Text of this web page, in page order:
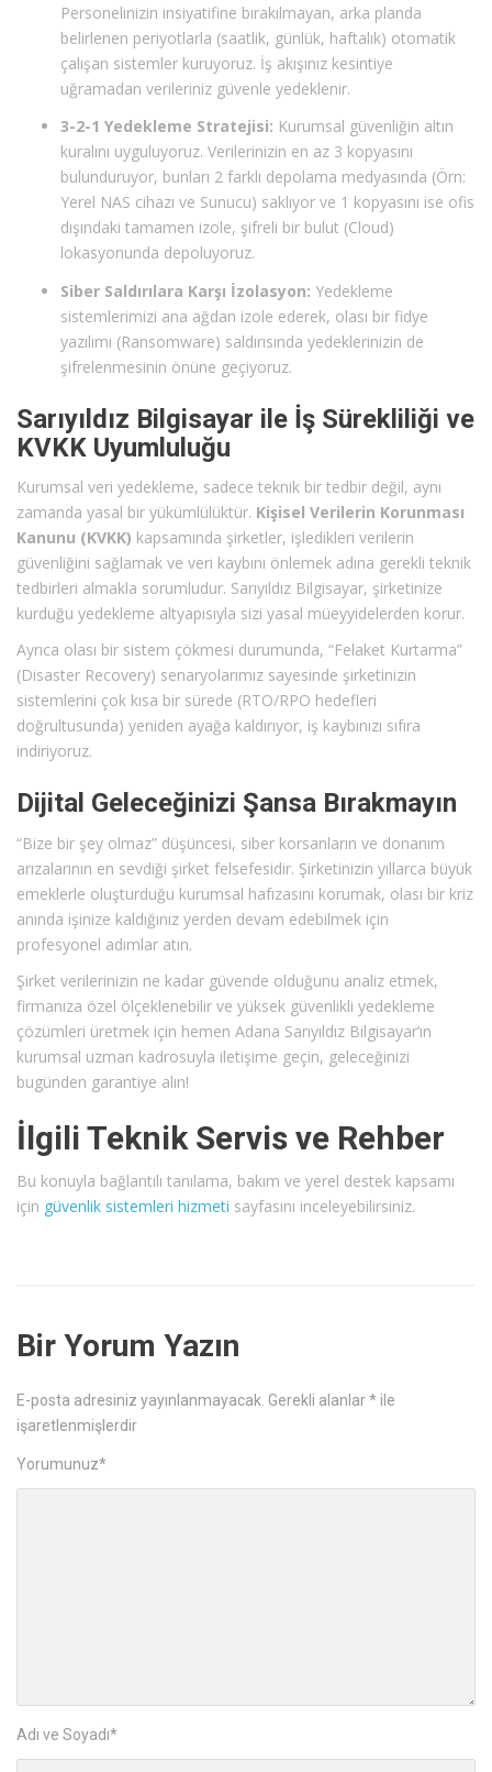
Personelinizin insiyatifine bırakılmayan, arka planda
belirlenen periyotlarla (saatlik, günlük, haftalık) otomatik
çalışan sistemler kuruyoruz. İş akışınız kesintiye
uğramadan verileriniz güvenle yedeklenir.
3-2-1 Yedekleme Stratejisi: Kurumsal güvenliğin altın
kuralını uyguluyoruz. Verilerinizin en az 3 kopyasını
bulunduruyor, bunları 2 farklı depolama medyasında (Örn:
Yerel NAS cihazı ve Sunucu) saklıyor ve 1 kopyasını ise ofis
dışındaki tamamen izole, şifreli bir bulut (Cloud)
lokasyonunda depoluyoruz.
Siber Saldırılara Karşı İzolasyon: Yedekleme
sistemlerimizi ana ağdan izole ederek, olası bir fidye
yazılımı (Ransomware) saldırısında yedeklerinizin de
şifrelenmesinin önüne geçiyoruz.
Sarıyıldız Bilgisayar ile İş Sürekliliği ve
KVKK Uyumluluğu
Kurumsal veri yedekleme, sadece teknik bir tedbir değil, aynı
zamanda yasal bir yükümlülüktür. Kişisel Verilerin Korunması
Kanunu (KVKK) kapsamında şirketler, işledikleri verilerin
güvenliğini sağlamak ve veri kaybını önlemek adına gerekli teknik
tedbirleri almakla sorumludur. Sarıyıldız Bilgisayar, şirketinize
kurduğu yedekleme altyapısıyla sizi yasal müeyyidelerden korur.
Ayrıca olası bir sistem çökmesi durumunda, “Felaket Kurtarma”
(Disaster Recovery) senaryolarımız sayesinde şirketinizin
sistemlerini çok kısa bir sürede (RTO/RPO hedefleri
doğrultusunda) yeniden ayağa kaldırıyor, iş kaybınızı sıfıra
indiriyoruz.
Dijital Geleceğinizi Şansa Bırakmayın
“Bize bir şey olmaz” düşüncesi, siber korsanların ve donanım
arızalarının en sevdiği şirket felsefesidir. Şirketinizin yıllarca büyük
emeklerle oluşturduğu kurumsal hafızasını korumak, olası bir kriz
anında işinize kaldığınız yerden devam edebilmek için
profesyonel adımlar atın.
Şirket verilerinizin ne kadar güvende olduğunu analiz etmek,
firmanıza özel ölçeklenebilir ve yüksek güvenlikli yedekleme
çözümleri üretmek için hemen Adana Sarıyıldız Bilgisayar’ın
kurumsal uzman kadrosuyla iletişime geçin, geleceğinizi
bugünden garantiye alın!
İlgili Teknik Servis ve Rehber
Bu konuyla bağlantılı tanılama, bakım ve yerel destek kapsamı
için güvenlik sistemleri hizmeti sayfasını inceleyebilirsiniz.
Bir Yorum Yazın
E-posta adresiniz yayınlanmayacak. Gerekli alanlar* ile
işaretlenmişlerdir
Yorumunuz*
Adı ve Soyadı*